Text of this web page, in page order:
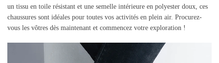
un tissu en toile résistant et une semelle intérieure en polyester doux, ces
chaussures sont idéales pour toutes vos activités en plein air. Procurez-
vous les vôtres dès maintenant et commencez votre exploration !